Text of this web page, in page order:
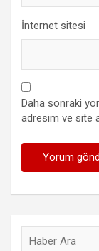
İnternet sitesi
Daha sonraki
adresim ve site